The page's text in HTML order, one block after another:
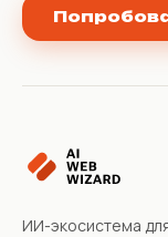
ИИ-экосистема